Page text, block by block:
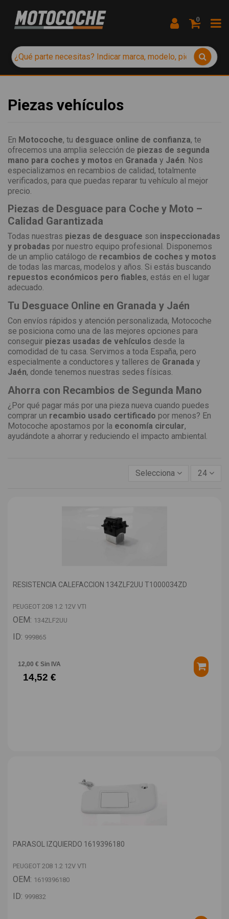
0
Piezas vehículos
En Motocoche, tu desguace online de confianza, te
ofrecemos una amplia selección de piezas de segunda
mano para coches y motos en Granada y Jaén . Nos
especializamos en recambios de calidad, totalmente
verificados, para que puedas reparar tu vehículo al mejor
precio.
Piezas de Desguace para Coche y Moto –
Calidad Garantizada
Todas nuestras piezas de desguace son inspeccionadas
y probadas por nuestro equipo profesional. Disponemos
de un amplio catálogo de recambios de coches y motos
de todas las marcas, modelos y años. Si estás buscando
repuestos económicos pero fiables, estás en el lugar
adecuado.
Tu Desguace Online en Granada y Jaén
Con envíos rápidos y atención personalizada, Motocoche
se posiciona como una de las mejores opciones para
conseguir piezas usadas de vehículos desde la
comodidad de tu casa. Servimos a toda España, pero
especialmente a conductores y talleres de Granada y
Jaén, donde tenemos nuestras sedes físicas.
Ahorra con Recambios de Segunda Mano
¿Por qué pagar más por una pieza nueva cuando puedes
comprar un recambio usado certificado por menos? En
Motocoche apostamos por la economía circular,
ayudándote a ahorrar y reduciendo el impacto ambiental.
Selecciona 24
RESISTENCIA CALEFACCION 134ZLF2UU T1000034ZD
PEUGEOT 208 1.2 12V VTI
OEM: 134ZLF2UU
ID: 999865
12,00 € Sin IVA
14,52 €
PARASOL IZQUIERDO 1619396180
PEUGEOT 208 1.2 12V VTI
OEM: 1619396180
ID: 999832